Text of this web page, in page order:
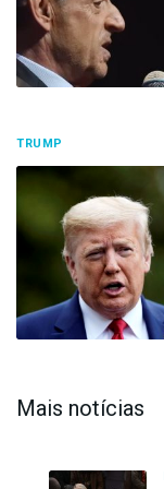
TRUMP
Mais notícias